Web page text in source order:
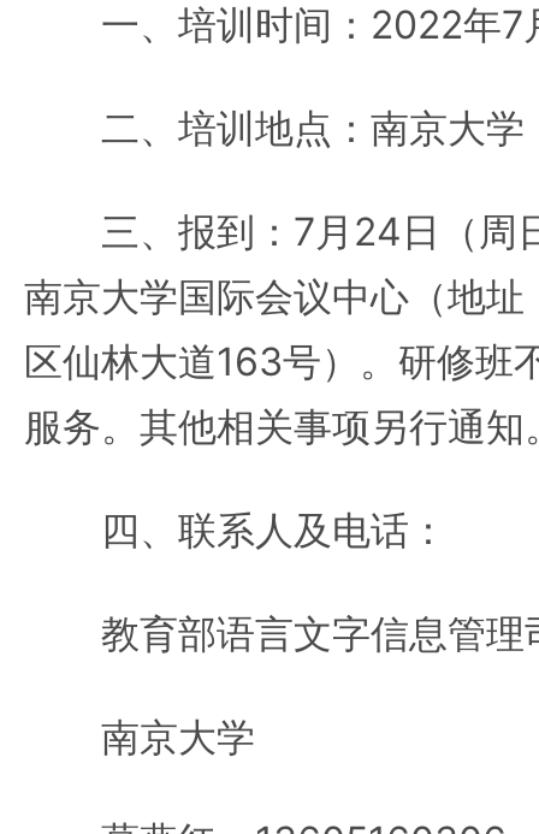
一、培训时间：2022年7
二、培训地点：南京大学
三、报到：7月24日（周
南京大学国际会议中心（地
区仙林大道163号）。研修班
服务。其他相关事项另行通知
四、联系人及电话：
教育部语言文字信息管理
南京大学